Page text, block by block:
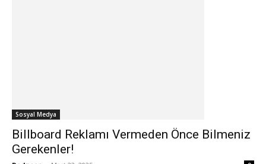
Sosyal Medya
Billboard Reklamı Vermeden Önce Bilmeniz
Gerekenler!